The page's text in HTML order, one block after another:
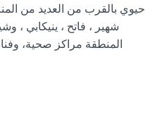
حيوي بالقرب من العديد من
شهير ، فاتح ، ينيكابي ،
المنطقة مراكز صحية،